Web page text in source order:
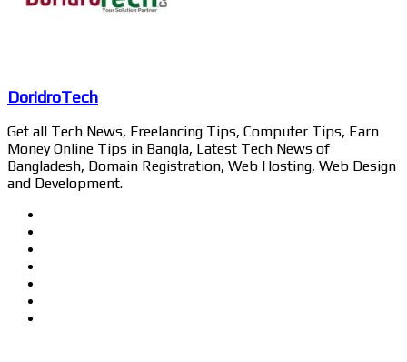
DoridroTech
Get all Tech News, Freelancing Tips, Computer Tips, Earn
Money Online Tips in Bangla, Latest Tech News of
Bangladesh, Domain Registration, Web Hosting, Web Design
and Development.